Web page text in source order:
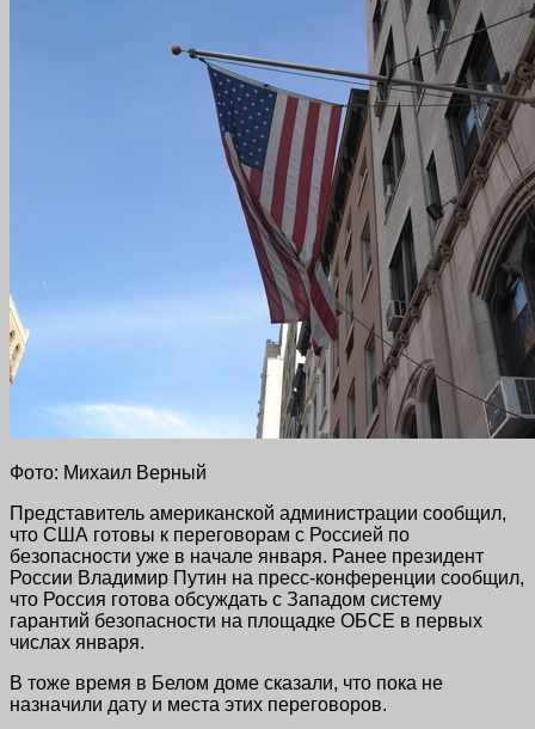
Фото: Михаил Верный
Представитель американской администрации сообщил,
что США готовы к переговорам с Россией по
безопасности уже в начале января. Ранее президент
России Владимир Путин на пресс-конференции сообщил,
что Россия готова обсуждать с Западом систему
гарантий безопасности на площадке ОБСЕ в первых
числах января.
В тоже время в Белом доме сказали, что пока не
назначили дату и места этих переговоров.